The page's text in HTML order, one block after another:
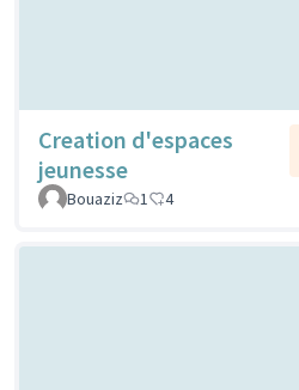
Creation d'espaces
jeunesse
Bouaziz
1 4